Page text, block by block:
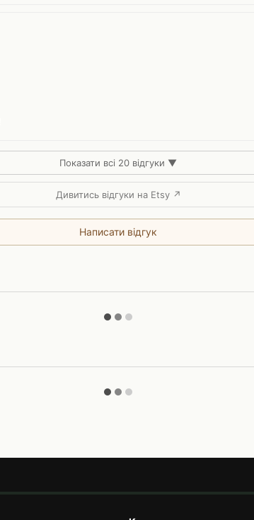
Показати всі 20 відгуки ▼
Дивитись відгуки на Etsy ↗
Написати відгук